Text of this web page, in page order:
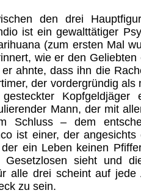
den drei
ist ein gewalttätiger
(zum ersten Mal
wie er den
ahnte, dass ihn die
der vordergründig als
Kopfgeldjäger
Mann, der mit
Schluss – dem
ist einer, der angesichts
ein Leben keinen
sieht und
alle drei scheint auf jede
zu sein.